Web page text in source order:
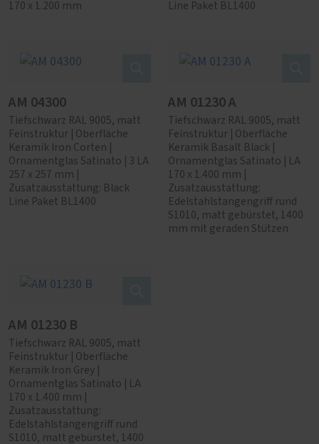
170 x 1.200 mm
Line Paket BL1400
AM 04300
Tiefschwarz RAL 9005, matt
Feinstruktur | Oberfläche
Keramik Iron Corten |
Ornamentglas Satinato | 3 LA
257 x 257 mm |
Zusatzausstattung: Black
Line Paket BL1400
AM 01230 A
Tiefschwarz RAL 9005, matt
Feinstruktur | Oberfläche
Keramik Basalt Black |
Ornamentglas Satinato | LA
170 x 1.400 mm |
Zusatzausstattung:
Edelstahlstangengriff rund
S1010, matt gebürstet, 1400
mm mit geraden Stützen
AM 01230 B
Tiefschwarz RAL 9005, matt
Feinstruktur | Oberfläche
Keramik Iron Grey |
Ornamentglas Satinato | LA
170 x 1.400 mm |
Zusatzausstattung:
Edelstahlstangengriff rund
S1010, matt gebürstet, 1400